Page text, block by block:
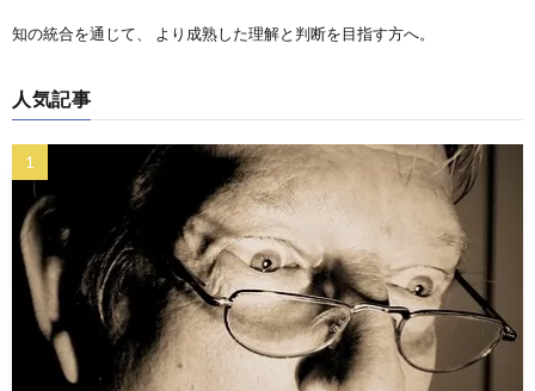
知の統合を通じて、 より成熟した理解と判断を目指す方へ。
人気記事